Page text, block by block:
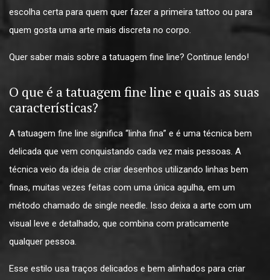
escolha certa para quem quer fazer a primeira tattoo ou para
quem gosta uma arte mais discreta no corpo.
Quer saber mais sobre a tatuagem fine line? Continue lendo!
O que é a tatuagem fine line e quais as suas
características?
A tatuagem fine line significa “linha fina” e é uma técnica bem
delicada que vem conquistando cada vez mais pessoas. A
técnica veio da ideia de criar desenhos utilizando linhas bem
finas, muitas vezes feitas com uma única agulha, em um
método chamado de single needle. Isso deixa a arte com um
visual leve e detalhado, que combina com praticamente
qualquer pessoa.
Esse estilo usa traços delicados e bem alinhados para criar